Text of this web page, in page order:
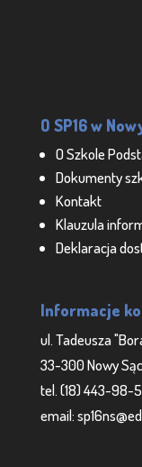
O SP16 w
O Szkole
Dokumenty
Kontakt
Klauzula
Deklaracja
Informacje
ul. Tadeusza
33-300 Nowy
tel. (18) 443-98-
email: